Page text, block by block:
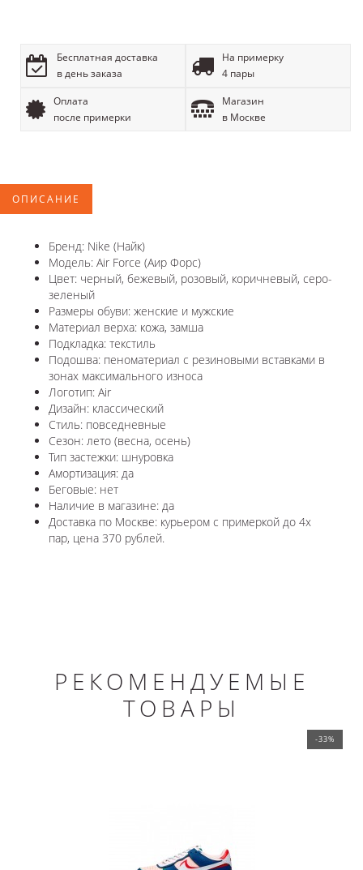
Бесплатная доставка
в день заказа
На примерку
4 пары
Оплата
после примерки
Магазин
в Москве
ОПИСАНИЕ
Бренд: Nike (Найк)
Модель: Air Force (Аир Форс)
Цвет: черный, бежевый, розовый, коричневый, серо-
зеленый
Размеры обуви: женские и мужские
Материал верха: кожа, замша
Подкладка: текстиль
Подошва: пеноматериал с резиновыми вставками в
зонах максимального износа
Логотип: Air
Дизайн: классический
Стиль: повседневные
Сезон: лето (весна, осень)
Тип застежки: шнуровка
Амортизация: да
Беговые: нет
Наличие в магазине: да
Доставка по Москве: курьером с примеркой до 4х
пар, цена 370 рублей.
РЕКОМЕНДУЕМЫЕ
ТОВАРЫ
-33%